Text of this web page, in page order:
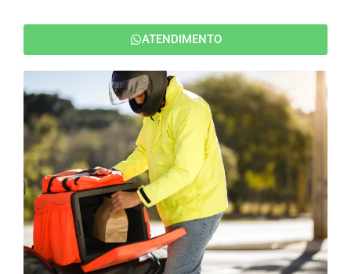
ATENDIMENTO